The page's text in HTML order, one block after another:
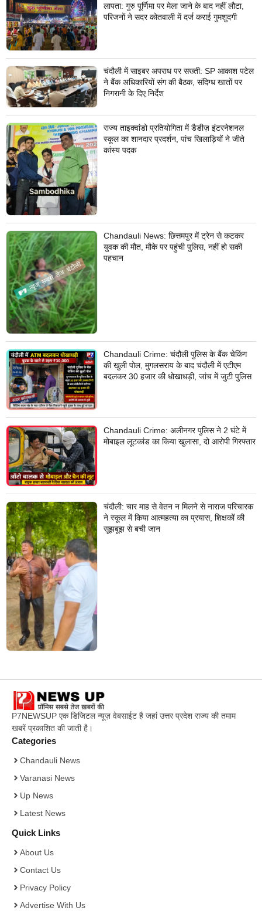
लापता: गुरु पूर्णिमा पर मेला जाने के बाद नहीं लौटा,
परिजनों ने सदर कोतवाली में दर्ज कराई गुमशुदगी
चंदौली में साइबर अपराध पर सख्ती: SP आकाश पटेल
ने बैंक अधिकारियों संग की बैठक, संदिग्ध खातों पर
निगरानी के दिए निर्देश
राज्य ताइक्वांडो प्रतियोगिता में डैडीज़ इंटरनेशनल
स्कूल का शानदार प्रदर्शन, पांच खिलाड़ियों ने जीते
कांस्य पदक
Chandauli News: छित्तमपुर में ट्रेन से कटकर
युवक की मौत, मौके पर पहुंची पुलिस, नहीं हो सकी
पहचान
Chandauli Crime: चंदौली पुलिस के बैंक चेकिंग
की खुली पोल, मुगलसराय के बाद चंदौली में एटीएम
बदलकर 30 हजार की धोखाधड़ी, जांच में जुटी पुलिस
Chandauli Crime: अलीनगर पुलिस ने 2 घंटे में
मोबाइल लूटकांड का किया खुलासा, दो आरोपी गिरफ्तार
चंदौली: चार माह से वेतन न मिलने से नाराज परिचारक
ने स्कूल में किया आत्महत्या का प्रयास, शिक्षकों की
सूझबूझ से बची जान
P7NEWSUP एक डिजिटल न्यूज़ वेबसाईट है जहां उत्तर प्रदेश राज्य की तमाम
खबरें प्रकाशित की जाती है।
Categories
Chandauli News
Varanasi News
Up News
Latest News
Quick Links
About Us
Contact Us
Privacy Policy
Advertise With Us